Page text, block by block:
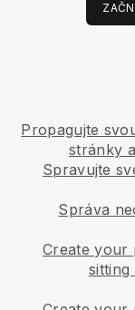
Propagujte
stránky
Spravujte
Správa
Create your
sitting